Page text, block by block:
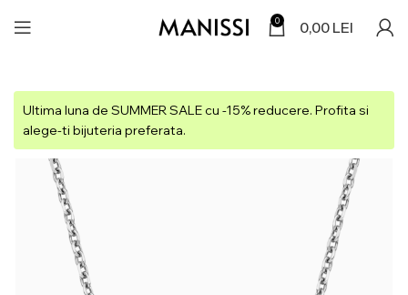
0 0,00 LEI
Ultima luna de SUMMER SALE cu -15% reducere. Profita si
alege-ti bijuteria preferata.